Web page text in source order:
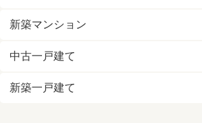
新築マンション
中古一戸建て
新築一戸建て